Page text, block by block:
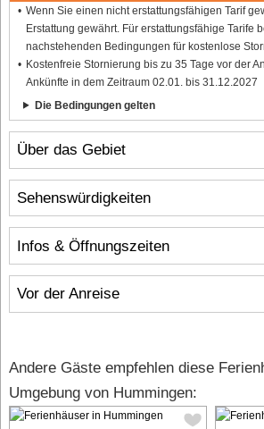
Über das Gebiet
Infos & Öffnungszeiten
Vor der Anreise
Wenn Sie einen nicht erstattungsfähigen Tarif
Erstattung gewährt. Für erstattungsfähige Tarife
nachstehenden Bedingungen für kostenlose
Kostenfreie Stornierung bis zu 35 Tage vor der
Ankünfte in dem Zeitraum 02.01. bis 31.12.2027
Die Bedingungen gelten
Sehenswürdigkeiten
Andere Gäste empfehlen diese
Umgebung von Hummingen: